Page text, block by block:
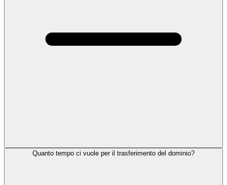
Quanto tempo ci vuole per il trasferimento del dominio?